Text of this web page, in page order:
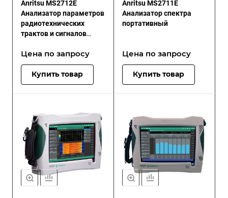
Anritsu MS2712E
Анализатор параметров
радиотехнических
трактов и сигналов
Цена по запросу
Купить товар
Anritsu MS2711E
Анализатор спектра
портативный
Цена по запросу
Купить товар